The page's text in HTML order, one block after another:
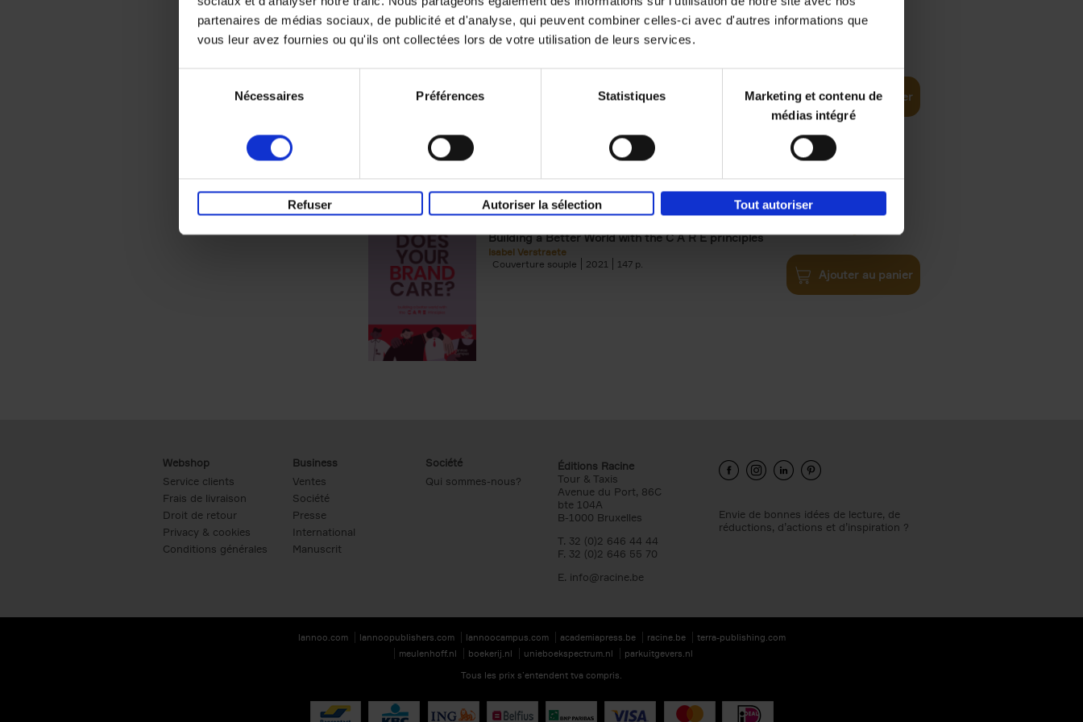
partenaires de médias sociaux, de publicité et d'analyse, qui peuvent combiner celles-ci avec d'autres informations que
vous leur avez fournies ou qu'ils ont collectées lors de votre utilisation de leurs services.
Nécessaires Préférences Statistiques
Marketing et contenu de
médias intégré
Refuser Autoriser la sélection Tout autoriser
Digital marketing like a PRO -
completely revised edition
Ajouter au panier
Does Your Brand Care?
Building a Better World with the C A R E principles
Isabel Verstraete
Couverture souple
2021 147
€34,99
Ajouter au panier
Webshop
Service clients
Frais de livraison
Droit de retour
Privacy & cookies
Conditions générales
Business
Ventes
Société
Presse
International
Manuscrit
Société
Qui sommes-nous?
Éditions Racine
Tour & Taxis
Avenue du Port, 86C
bte 104A
B-1000 Bruxelles
T. 32 (0)2 646 44 44
F. 32 (0)2 646 55 70
E. info@racine.be
Envie de bonnes idées de lecture, de
réductions, d’actions et d’inspiration ?
lannoo.com lannoopublishers.com lannoocampus.com academiapress.be racine.be
terra-publishing.com
meulenhoff.nl
boekerij.nl unieboekspectrum.nl
parkuitgevers.nl
Tous les prix s’entendent tva compris.